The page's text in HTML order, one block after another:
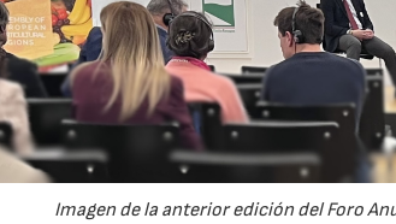
Imagen de la anterior edición del Foro